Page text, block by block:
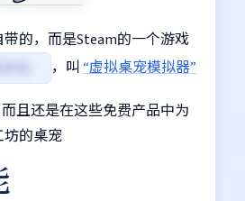
的，而是Steam的一个游戏
，叫 “虚拟桌宠模拟器”
且还是在这些免费产品中为
坊的桌宠